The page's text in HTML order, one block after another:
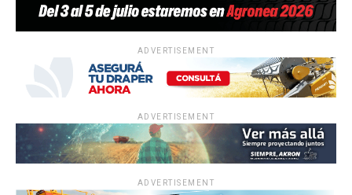
ADVERTISEMENT
ADVERTISEMENT
ADVERTISEMENT